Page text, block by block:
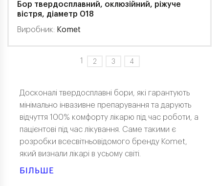
Бор твердосплавний, оклюзійний, ріжуче
вістря, діаметр 018
Виробник: Komet
1 2 3 4
Досконалі твердосплавні бори, які гарантують
мінімально інвазивне препарування та дарують
відчуття 100% комфорту лікарю під час роботи, а
пацієнтові під час лікування. Саме такими є
розробки всесвітньовідомого бренду Komet,
який визнали лікарі в усьому світі.
БІЛЬШЕ